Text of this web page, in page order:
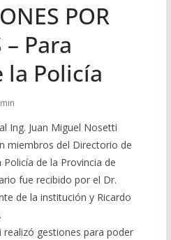
POR
– Para
la Policía
Ing. Juan Miguel Nosetti
miembros del Directorio de
de la Provincia de
fue recibido por el Dr.
de la institución y Ricardo
gestiones para poder